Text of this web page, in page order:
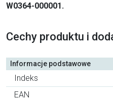
W0364-000001.
Cechy produktu i
Informacje podstawowe
Indeks
EAN